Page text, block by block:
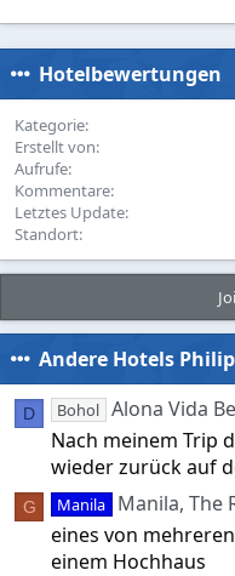
Hotelbewertungen
Kategorie
Erstellt von
Aufrufe
Kommentare
Letztes Update
Standort
Andere Hotels
D Bohol Alona Vida
Nach meinem Trip
wieder zurück auf
G Manila
Manila, The
eines von
einem Hochhaus